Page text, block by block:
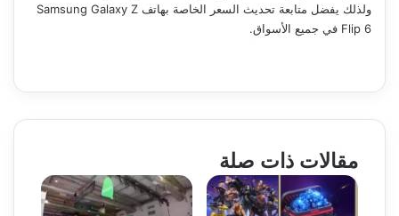
ولذلك يفضل متابعة تحديث السعر الخاصة بهاتف Samsung Galaxy Z
Flip 6 في جميع الأسواق.
مقالات ذات صلة